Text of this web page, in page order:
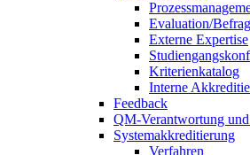
Evaluation/
Externe Expertise
Kriterienkatalog
Interne
Feedback
QM-Verantwortung
Systemakkreditierung
Verfahren